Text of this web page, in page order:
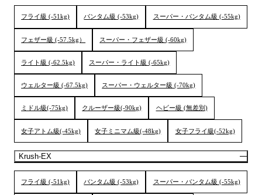
フライ級 (-51kg) バンタム級 (-53kg) スーパー・バンタム級 (-55kg)
フェザー級 (-57.5kg） スーパー・フェザー級 (-60kg)
ライト級 (-62.5kg) スーパー・ライト級 (-65kg)
ウェルター級 (-67.5kg) スーパー・ウェルター級 (-70kg)
ミドル級(-75kg) クルーザー級(-90kg) ヘビー級 (無差別)
女子アトム級(-45kg) 女子ミニマム級(-48kg) 女子フライ級(-52kg)
Krush-EX
フライ級 (-51kg) バンタム級 (-53kg) スーパー・バンタム級 (-55kg)